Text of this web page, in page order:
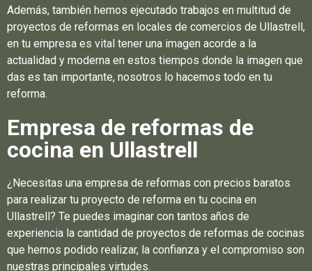
Además, también hemos ejecutado trabajos en multitud de
proyectos de reformas en locales de comercios de Ullastrell,
en tu empresa es vital tener una imagen acorde a la
actualidad y moderna en estos tiempos donde la imagen que
das es tan importante, nosotros lo hacemos todo en tu
reforma.
Empresa de reformas de
cocina en Ullastrell
¿Necesitas una empresa de reformas con precios baratos
para realizar tu proyecto de reforma en tu cocina en
Ullastrell? Te puedes imaginar con tantos años de
experiencia la cantidad de proyectos de reformas de cocinas
que hemos podido realizar, la confianza y el compromiso son
nuestras principales virtudes.